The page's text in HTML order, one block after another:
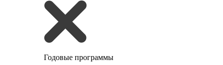
Годовые программы